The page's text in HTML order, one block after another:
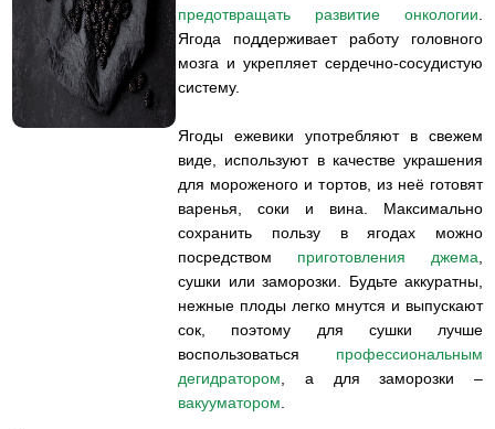
предотвращать развитие онкологии
Ягода поддерживает работу головного
мозга и укрепляет сердечно-сосудистую
систему.
Ягоды ежевики употребляют в свежем
виде, используют в качестве украшения
для мороженого и тортов, из неё готовят
варенья, соки и вина. Максимально
сохранить пользу в ягодах можно
посредством приготовления джема
сушки или заморозки. Будьте аккуратны,
нежные плоды легко мнутся и выпускают
сок, поэтому для сушки лучше
воспользоваться профессиональным
дегидратором , а для заморозки –
вакууматором